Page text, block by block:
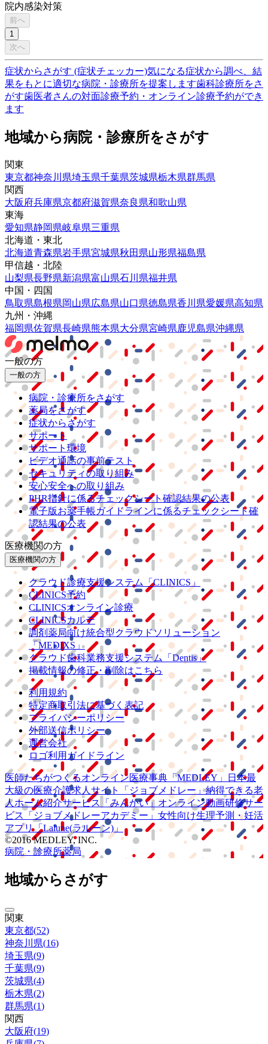
院内感染対策
前へ
1
次へ
症状からさがす (症状チェッカー)気になる症状から調べ、結
果をもとに適切な病院・診療所を提案します歯科診療所をさ
がす歯医者さんの対面診療予約・オンライン診療予約ができ
ます
地域から病院・診療所をさがす
関東
東京都神奈川県埼玉県千葉県茨城県栃木県群馬県
関西
大阪府兵庫県京都府滋賀県奈良県和歌山県
東海
愛知県静岡県岐阜県三重県
北海道・東北
北海道青森県岩手県宮城県秋田県山形県福島県
甲信越・北陸
山梨県長野県新潟県富山県石川県福井県
中国・四国
鳥取県島根県岡山県広島県山口県徳島県香川県愛媛県高知県
九州・沖縄
福岡県佐賀県長崎県熊本県大分県宮崎県鹿児島県沖縄県
一般の方
一般の方
病院・診療所をさがす
薬局をさがす
症状からさがす
サポート
サポート環境
ビデオ通話の事前テスト
セキュリティの取り組み
安心安全への取り組み
PHR指針に係るチェックシート確認結果の公表
電子版お薬手帳ガイドラインに係るチェックシート確
認結果の公表
医療機関の方
医療機関の方
クラウド診療支援システム
「CLINICS」
CLINICS予約
CLINICSオンライン診療
CLINICSカルテ
調剤薬局向け統合型クラウドソリューション
「MEDIXS」
クラウド歯科業務支援システム
「Dentis」
掲載情報の修正・削除はこちら
利用規約
特定商取引法に基づく表記
プライバシーポリシー
外部送信ポリシー
運営会社
ロゴ利用ガイドライン
医師たちがつくるオンライン医療事典 「MEDLEY」
日本最
大級の医療介護求人サイト 「ジョブメドレー」納得できる老
人ホーム紹介サービス
「みんかい」 オンライン動画研修サー
ビス
「ジョブメドレーアカデミー」 女性向け生理予測・妊活
アプリ「Lalune(ラルーン)」
©2016 MEDLEY, INC.
病院・診療所薬局
地域からさがす
関東
東京都(52)
神奈川県(16)
埼玉県(9)
千葉県(9)
茨城県(4)
栃木県(2)
群馬県(1)
関西
大阪府(19)